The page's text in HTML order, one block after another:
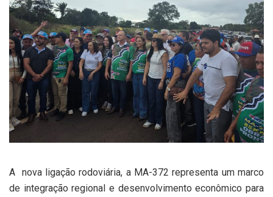
A nova ligação rodoviária, a MA-372 representa um marco
de integração regional e desenvolvimento econômico para